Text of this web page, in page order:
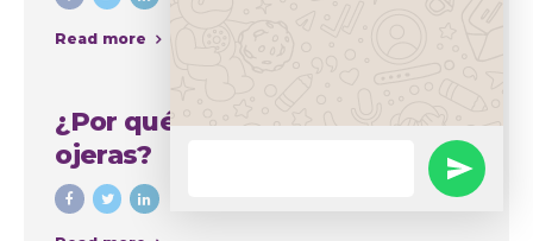
Read more
¿Por qué se producen las
ojeras?